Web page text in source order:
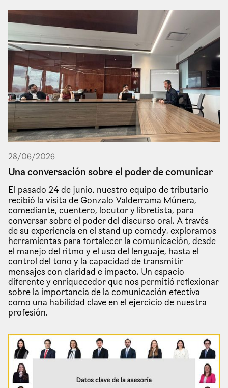
28/06/2026
Una conversación sobre el poder de comunicar
El pasado 24 de junio, nuestro equipo de tributario
recibió la visita de Gonzalo Valderrama Múnera,
comediante, cuentero, locutor y libretista, para
conversar sobre el poder del discurso oral. A través
de su experiencia en el stand up comedy, exploramos
herramientas para fortalecer la comunicación, desde
el manejo del ritmo y el uso del lenguaje, hasta el
control del tono y la capacidad de transmitir
mensajes con claridad e impacto. Un espacio
diferente y enriquecedor que nos permitió reflexionar
sobre la importancia de la comunicación efectiva
como una habilidad clave en el ejercicio de nuestra
profesión.